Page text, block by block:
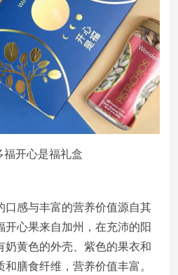
福开心是福礼盒
口感与丰富的营养价值源自其
开心果来自加州，在充沛的阳
奶黄色的外壳、紫色的果衣和
膳食纤维，营养价值丰富。